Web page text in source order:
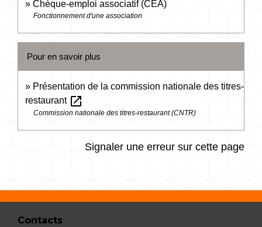
Chèque-emploi associatif (CEA)
Fonctionnement d'une association
Pour en savoir plus
Présentation de la commission nationale des titres-
restaurant open_in_new
Commission nationale des titres-restaurant (CNTR)
Signaler une erreur sur cette page
Contacts